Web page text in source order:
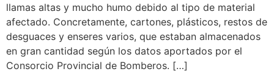
llamas altas y mucho humo debido al tipo de material
afectado. Concretamente, cartones, plásticos, restos de
desguaces y enseres varios, que estaban almacenados
en gran cantidad según los datos aportados por el
Consorcio Provincial de Bomberos. […]